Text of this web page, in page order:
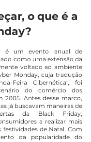
o que é a
é um evento anual de
como uma extensão da
voltado ao ambiente
Monday, cuja tradução
Feira Cibernética", foi
do comércio dos
2005. Antes desse marco,
já buscavam maneiras de
da Black Friday,
a realizar mais
festividades de Natal. Com
da popularidade do